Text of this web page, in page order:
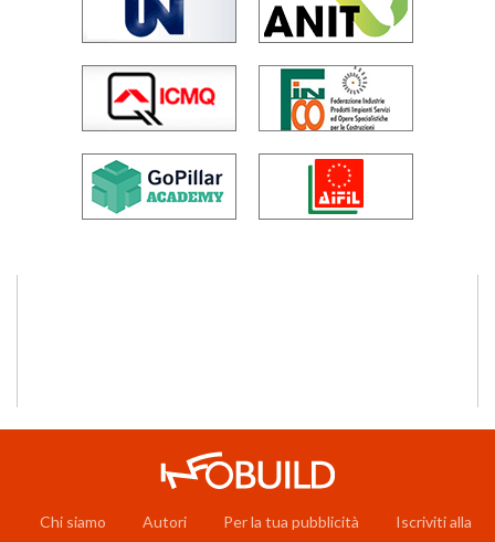
Chi siamo Autori Per la tua pubblicità
Iscriviti alla